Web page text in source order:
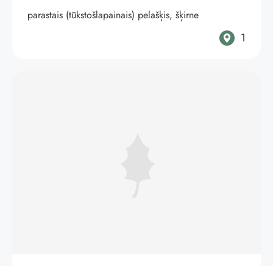
parastais (tūkstošlapainais) pelašķis, šķirne
1